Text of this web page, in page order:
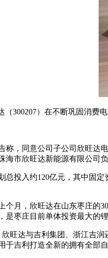
（300207）在不断巩固消费
称，同意公司子公司欣旺达
海市欣旺达新能源有限公司
总投入约120亿元，其中固
个月，欣旺达在山东枣庄的
是枣庄目前单体投资最大的
欣旺达与吉利集团、浙江吉
于吉利打造全新的拥有全部